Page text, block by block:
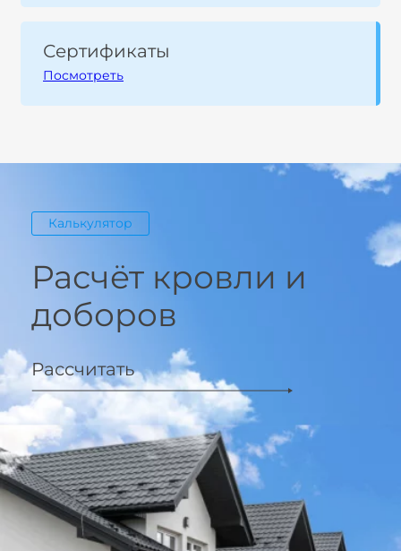
Сертификаты
Посмотреть
Калькулятор
Расчёт кровли и
доборов
Рассчитать